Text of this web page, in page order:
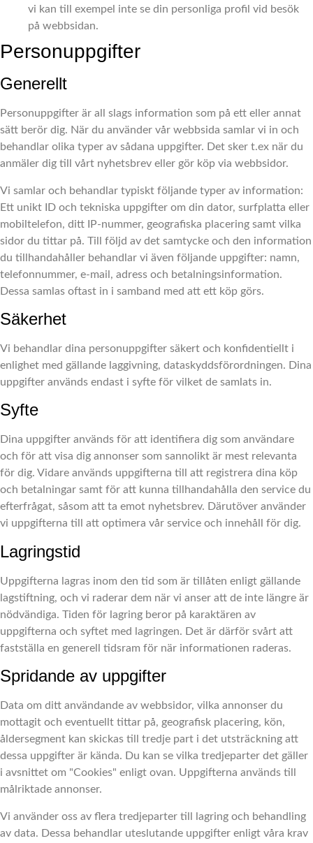
vi kan till exempel inte se din personliga profil vid besök
på webbsidan.
Personuppgifter
Generellt
Personuppgifter är all slags information som på ett eller annat
sätt berör dig. När du använder vår webbsida samlar vi in och
behandlar olika typer av sådana uppgifter. Det sker t.ex när du
anmäler dig till vårt nyhetsbrev eller gör köp via webbsidor.
Vi samlar och behandlar typiskt följande typer av information:
Ett unikt ID och tekniska uppgifter om din dator, surfplatta eller
mobiltelefon, ditt IP-nummer, geografiska placering samt vilka
sidor du tittar på. Till följd av det samtycke och den information
du tillhandahåller behandlar vi även följande uppgifter: namn,
telefonnummer, e-mail, adress och betalningsinformation.
Dessa samlas oftast in i samband med att ett köp görs.
Säkerhet
Vi behandlar dina personuppgifter säkert och konfidentiellt i
enlighet med gällande laggivning, dataskyddsförordningen. Dina
uppgifter används endast i syfte för vilket de samlats in.
Syfte
Dina uppgifter används för att identifiera dig som användare
och för att visa dig annonser som sannolikt är mest relevanta
för dig. Vidare används uppgifterna till att registrera dina köp
och betalningar samt för att kunna tillhandahålla den service du
efterfrågat, såsom att ta emot nyhetsbrev. Därutöver använder
vi uppgifterna till att optimera vår service och innehåll för dig.
Lagringstid
Uppgifterna lagras inom den tid som är tillåten enligt gällande
lagstiftning, och vi raderar dem när vi anser att de inte längre är
nödvändiga. Tiden för lagring beror på karaktären av
uppgifterna och syftet med lagringen. Det är därför svårt att
fastställa en generell tidsram för när informationen raderas.
Spridande av uppgifter
Data om ditt användande av webbsidor, vilka annonser du
mottagit och eventuellt tittar på, geografisk placering, kön,
åldersegment kan skickas till tredje part i det utsträckning att
dessa uppgifter är kända. Du kan se vilka tredjeparter det gäller
i avsnittet om "Cookies" enligt ovan. Uppgifterna används till
målriktade annonser.
Vi använder oss av flera tredjeparter till lagring och behandling
av data. Dessa behandlar uteslutande uppgifter enligt våra krav